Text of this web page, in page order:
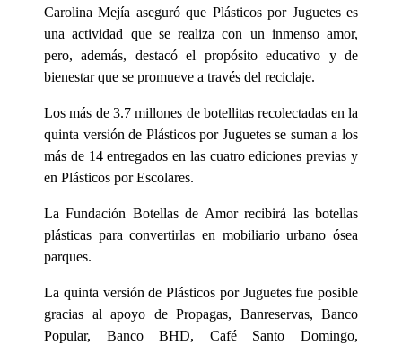
Carolina Mejía aseguró que Plásticos por Juguetes es
una actividad que se realiza con un inmenso amor,
pero, además, destacó el propósito educativo y de
bienestar que se promueve a través del reciclaje.
Los más de 3.7 millones de botellitas recolectadas en la
quinta versión de Plásticos por Juguetes se suman a los
más de 14 entregados en las cuatro ediciones previas y
en Plásticos por Escolares.
La Fundación Botellas de Amor recibirá las botellas
plásticas para convertirlas en mobiliario urbano ósea
parques.
La quinta versión de Plásticos por Juguetes fue posible
gracias al apoyo de Propagas, Banreservas, Banco
Popular, Banco BHD, Café Santo Domingo,